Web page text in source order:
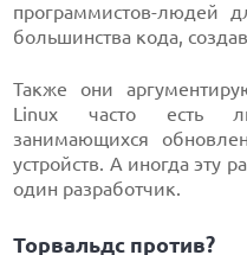
программистов-людей
большинства кода,
Также они
Linux часто есть
занимающихся
устройств. А иногда эту
один разработчик.
Торвальдс против?